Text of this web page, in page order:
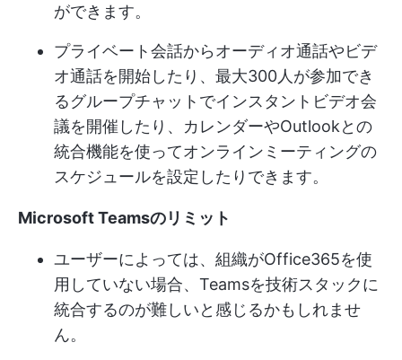
ができます。
プライベート会話からオーディオ通話やビデ
オ通話を開始したり、最大300人が参加でき
るグループチャットでインスタントビデオ会
議を開催したり、カレンダーやOutlookとの
統合機能を使ってオンラインミーティングの
スケジュールを設定したりできます。
Microsoft Teamsのリミット
ユーザーによっては、組織がOffice365を使
用していない場合、Teamsを技術スタックに
統合するのが難しいと感じるかもしれませ
ん。